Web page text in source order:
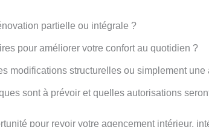
partielle ou intégrale ?
pour améliorer votre confort au quotidien ?
modifications structurelles ou simplement
sont à prévoir et quelles autorisations
pour revoir votre agencement intérieur,